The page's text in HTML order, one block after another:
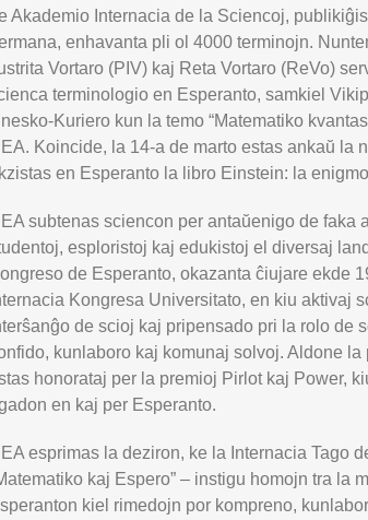
Akademio Internacia de la Sciencoj,
enhavanta pli ol 4000 terminojn.
Vortaro (PIV) kaj Reta Vortaro (ReVo)
terminologio en Esperanto, samkiel
Kuriero kun la temo “Matematiko
Koincide, la 14-a de marto estas ankaŭ la
en Esperanto la libro Einstein: la
subtenas sciencon per antaŭenigo de faka
esploristoj kaj edukistoj el diversaj
de Esperanto, okazanta ĉiujare ekde
Kongresa Universitato, en kiu aktivaj
de scioj kaj pripensado pri la rolo de
kunlaboro kaj komunaj solvoj. Aldone
honorataj per la premioj Pirlot kaj Power,
en kaj per Esperanto.
esprimas la deziron, ke la Internacia Tago
kaj Espero” – instigu homojn tra la
kiel rimedojn por kompreno,